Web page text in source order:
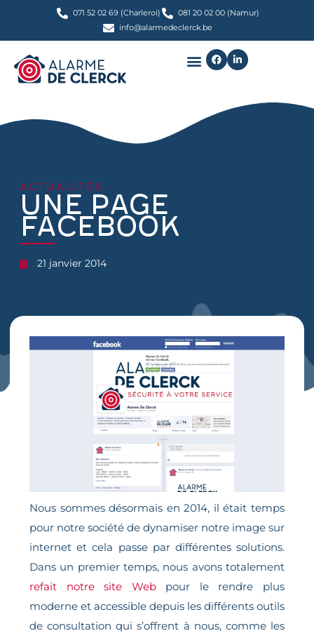
071 52 02 69 (Charleroi)
081 20 02 00 (Namur)
info@alarmedeclerck.be
ACTUALITÉS
Une page
Facebook
21 janvier 2014
Nous sommes désormais en 2014, il était temps
pour notre société de dynamiser notre image sur
internet et cela passe par différentes solutions.
Dans un premier temps, nous avons totalement
refait notre site Webpour le rendre plus
moderne et accessible depuis les différents outils
de consultation qui s’offrent à nous, comme les